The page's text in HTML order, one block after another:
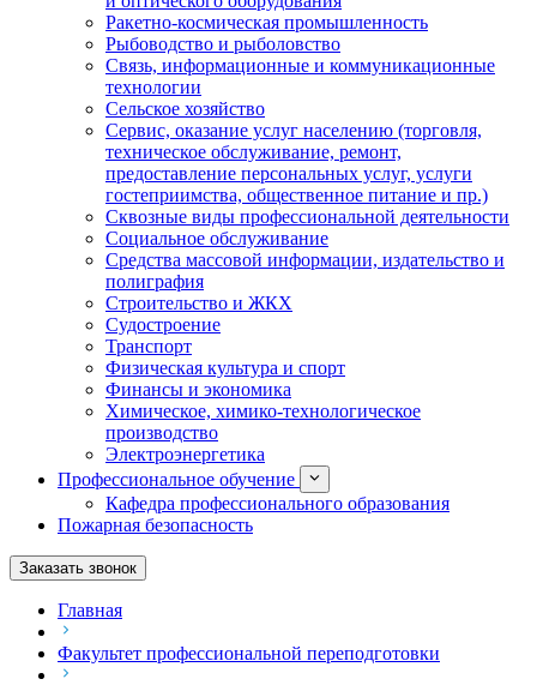
Ракетно-космическая промышленность
Рыбоводство и рыболовство
Связь, информационные и коммуникационные
технологии
Сельское хозяйство
Сервис, оказание услуг населению (торговля,
техническое обслуживание, ремонт,
предоставление персональных услуг, услуги
гостеприимства, общественное питание и пр.)
Сквозные виды профессиональной деятельности
Социальное обслуживание
Средства массовой информации, издательство и
полиграфия
Строительство и ЖКХ
Судостроение
Транспорт
Физическая культура и спорт
Финансы и экономика
Химическое, химико-технологическое
производство
Электроэнергетика
Профессиональное обучение
Кафедра профессионального образования
Пожарная безопасность
Заказать звонок
Главная
Факультет профессиональной переподготовки